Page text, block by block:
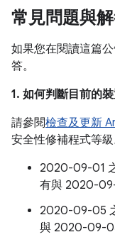
常見問題與
如果您在閱讀這篇
答。
1. 如何判斷目前的
請參閱檢查及更新
安全性修補程式等級
2020-09-01
有與 2020-09-
2020-09-05
與 2020-09-